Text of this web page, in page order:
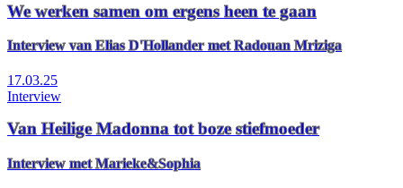
We werken samen om ergens heen te gaan
Interview van Elias D'Hollander met Radouan Mriziga
17.03.25
Interview
Van Heilige Madonna tot boze stiefmoeder
Interview met Marieke&Sophia